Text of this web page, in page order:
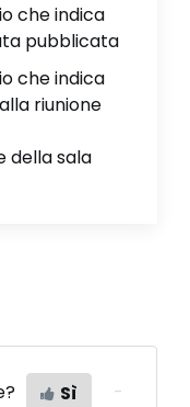
che indica
pubblicata
che indica
riunione
della sala
Sì